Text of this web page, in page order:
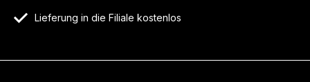
Lieferung in die Filiale kostenlos